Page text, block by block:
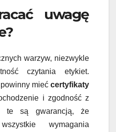
uwagę
warzyw, niezwykle
czytania etykiet.
mieć certyfikaty
i zgodność z
te są gwarancją, że
wymagania